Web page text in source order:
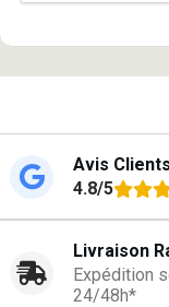
Avis
4.8/5
Livraison
Expédition
24/48h*